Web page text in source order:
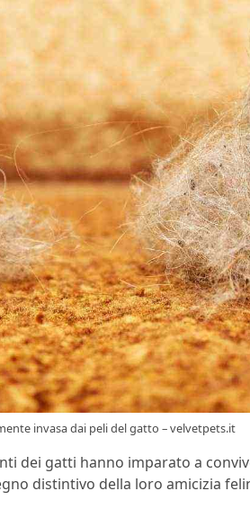
invasa dai peli del gatto – velvetpets.it
dei gatti hanno imparato a
distintivo della loro amicizia